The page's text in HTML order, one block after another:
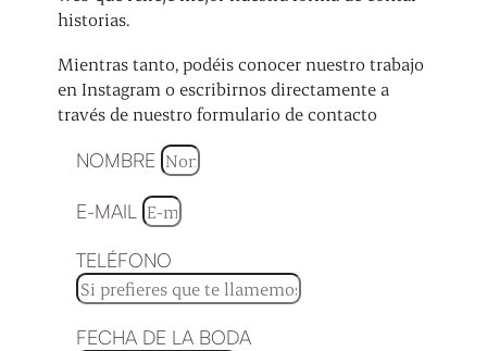
historias.
Mientras tanto, podéis conocer nuestro trabajo
en Instagram o escribirnos directamente a
través de nuestro formulario de contacto
NOMBRE
E-MAIL
TELÉFONO
FECHA DE LA BODA